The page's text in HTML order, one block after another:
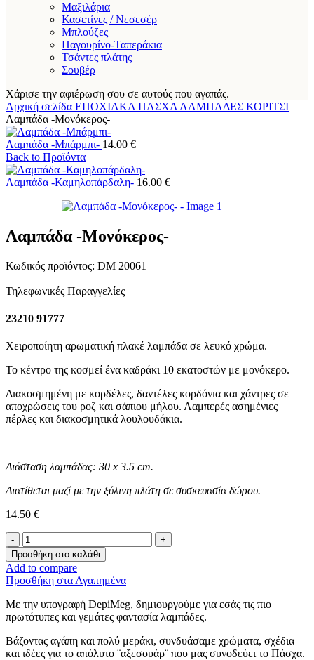
Μαξιλάρια
Κασετίνες / Νεσεσέρ
Μπλούζες
Παγουρίνο-Ταπεράκια
Τσάντες πλάτης
Σουβέρ
Χάρισε την αφιέρωση σου σε αυτούς που αγαπάς.
Αρχική σελίδα ΕΠΟΧΙΑΚΑ ΠΑΣΧΑ ΛΑΜΠΑΔΕΣ ΚΟΡΙΤΣΙ
Λαμπάδα -Μονόκερος-
Λαμπάδα -Μπάρμπι- 14.00 €
Back to Προϊόντα
Λαμπάδα -Καμηλοπάρδαλη- 16.00 €
Λαμπάδα -Μονόκερος-
Κωδικός προϊόντος: DM 20061
Τηλεφωνικές Παραγγελίες
23210 91777
Χειροποίητη αρωματική πλακέ λαμπάδα σε λευκό χρώμα.
Το κέντρο της κοσμεί ένα καδράκι 10 εκατοστών με μονόκερο.
Διακοσμημένη με κορδέλες, δαντέλες κορδόνια και χάντρες σε
αποχρώσεις του ροζ και σάπιου μήλου. Λαμπερές ασημένιες
πέρλες και διακοσμητικά λουλουδάκια.
Διάσταση λαμπάδας: 30 x 3.5 cm.
Διατίθεται μαζί με την ξύλινη πλάτη σε συσκευασία δώρου.
14.50 €
Λαμπάδα
-Μονόκερος-
ποσότητα
Προσθήκη στο καλάθι
Add to compare
Προσθήκη στα Αγαπημένα
Με την υπογραφή DepiMeg, δημιουργούμε για εσάς τις πιο
πρωτότυπες και γεμάτες φαντασία λαμπάδες.
Βάζοντας αγάπη και πολύ μεράκι, συνδυάσαμε χρώματα, σχέδια
και ιδέες για το απόλυτο ¨αξεσουάρ¨ που μας συνοδεύει το Πάσχα.